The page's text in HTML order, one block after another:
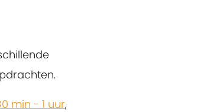
min - 1 uur,